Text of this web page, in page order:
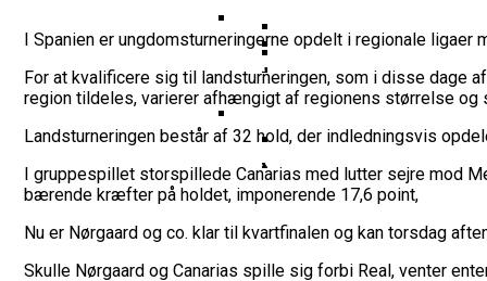
Bakken Bears
Danske Tobias
Danske Tobias
Canada Vinder VM-
Basketball-OL 2024:
Medie: Lebron James
Fra Drøm Til Virkelighed:
Medlemstal I Dansk
I Spanien er ungdomsturneringerne opdelt i regionale ligaer
For at kvalificere sig til landsturneringen, som i disse dage
region tildeles, varierer afhængigt af regionens størrelse og
Landsturneringen består af 32 hold, der indledningsvis
I gruppespillet storspillede Canarias med lutter sejre mod
bærende kræfter på holdet, imponerende 17,6 point,
Nu er Nørgaard og co. klar til kvartfinalen og kan torsdag
Skulle Nørgaard og Canarias spille sig forbi Real, venter